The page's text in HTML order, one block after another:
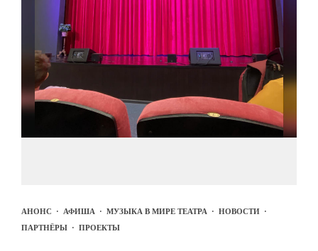
АНОНС · АФИША · МУЗЫКА В МИРЕ ТЕАТРА · НОВОСТИ ·
ПАРТНЁРЫ · ПРОЕКТЫ